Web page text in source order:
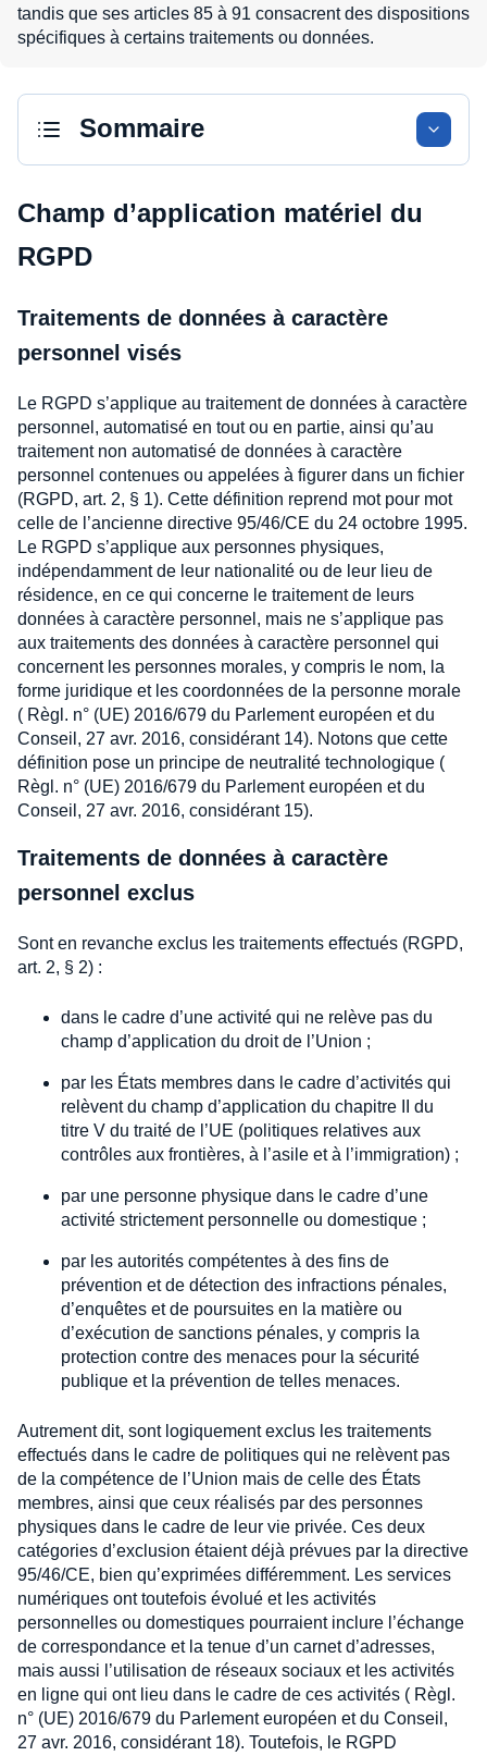
tandis que ses articles 85 à 91 consacrent des dispositions
spécifiques à certains traitements ou données.
Sommaire
Champ d’application matériel du
RGPD
Traitements de données à caractère
personnel visés
Le RGPD s’applique au traitement de données à caractère
personnel, automatisé en tout ou en partie, ainsi qu’au
traitement non automatisé de données à caractère
personnel contenues ou appelées à figurer dans un fichier
(RGPD, art. 2, § 1). Cette définition reprend mot pour mot
celle de l’ancienne directive 95/46/CE du 24 octobre 1995.
Le RGPD s’applique aux personnes physiques,
indépendamment de leur nationalité ou de leur lieu de
résidence, en ce qui concerne le traitement de leurs
données à caractère personnel, mais ne s’applique pas
aux traitements des données à caractère personnel qui
concernent les personnes morales, y compris le nom, la
forme juridique et les coordonnées de la personne morale
( Règl. n° (UE) 2016/679 du Parlement européen et du
Conseil, 27 avr. 2016, considérant 14). Notons que cette
définition pose un principe de neutralité technologique (
Règl. n° (UE) 2016/679 du Parlement européen et du
Conseil, 27 avr. 2016, considérant 15).
Traitements de données à caractère
personnel exclus
Sont en revanche exclus les traitements effectués (RGPD,
art. 2, § 2) :
dans le cadre d’une activité qui ne relève pas du
champ d’application du droit de l’Union ;
par les États membres dans le cadre d’activités qui
relèvent du champ d’application du chapitre II du
titre V du traité de l’UE (politiques relatives aux
contrôles aux frontières, à l’asile et à l’immigration) ;
par une personne physique dans le cadre d’une
activité strictement personnelle ou domestique ;
par les autorités compétentes à des fins de
prévention et de détection des infractions pénales,
d’enquêtes et de poursuites en la matière ou
d’exécution de sanctions pénales, y compris la
protection contre des menaces pour la sécurité
publique et la prévention de telles menaces.
Autrement dit, sont logiquement exclus les traitements
effectués dans le cadre de politiques qui ne relèvent pas
de la compétence de l’Union mais de celle des États
membres, ainsi que ceux réalisés par des personnes
physiques dans le cadre de leur vie privée. Ces deux
catégories d’exclusion étaient déjà prévues par la directive
95/46/CE, bien qu’exprimées différemment. Les services
numériques ont toutefois évolué et les activités
personnelles ou domestiques pourraient inclure l’échange
de correspondance et la tenue d’un carnet d’adresses,
mais aussi l’utilisation de réseaux sociaux et les activités
en ligne qui ont lieu dans le cadre de ces activités ( Règl.
n° (UE) 2016/679 du Parlement européen et du Conseil,
27 avr. 2016, considérant 18). Toutefois, le RGPD